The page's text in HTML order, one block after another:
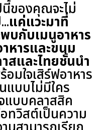
นี้ของคุณจะไม่
แค่แวะมาที่
กับเมนูอาหาร
หารและขนม
สและไทยชั้นนำ
อมใจเสิร์ฟอาหาร
แบบไม่มีใคร
แบบคลาสสิค
ทวิสต์เป็นความ